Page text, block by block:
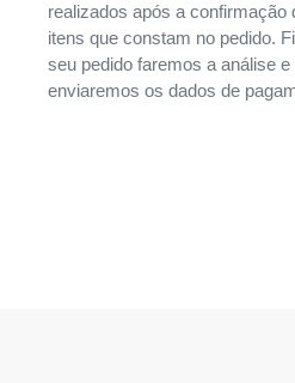
realizados após a confirmação
itens que constam no pedido.
seu pedido faremos a análise
enviaremos os dados de